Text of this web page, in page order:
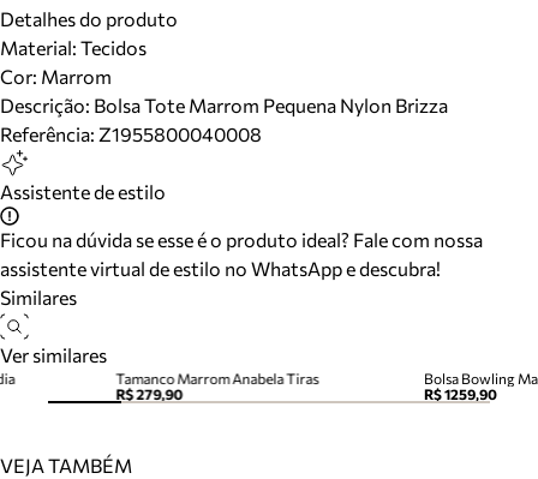
Detalhes do produto
Material: Tecidos
Cor: Marrom
Descrição: Bolsa Tote Marrom Pequena Nylon Brizza
Referência: Z1955800040008
Assistente de estilo
Ficou na dúvida se esse é o produto ideal? Fale com nossa
assistente virtual de estilo no WhatsApp e descubra!
Similares
Ver similares
Tamanco Marrom Anabela Tiras
R$ 279,90
R$ 1259,90
VEJA TAMBÉM